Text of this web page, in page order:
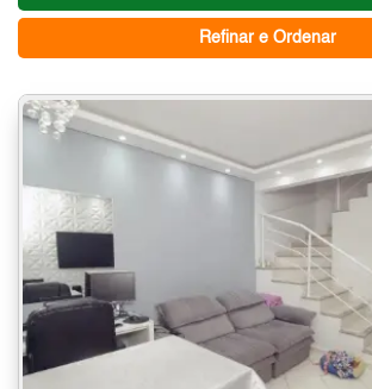
Refinar e Ordenar